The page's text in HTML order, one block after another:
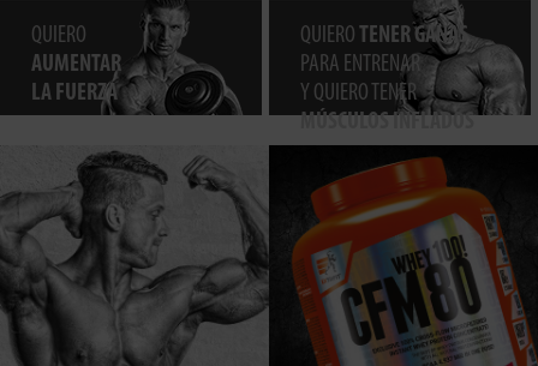
QUIERO
AUMENTAR
LA FUERZA
QUIERO TENER GANAS
PARA ENTRENAR
Y QUIERO TENER
MÚSCULOS INFLADOS